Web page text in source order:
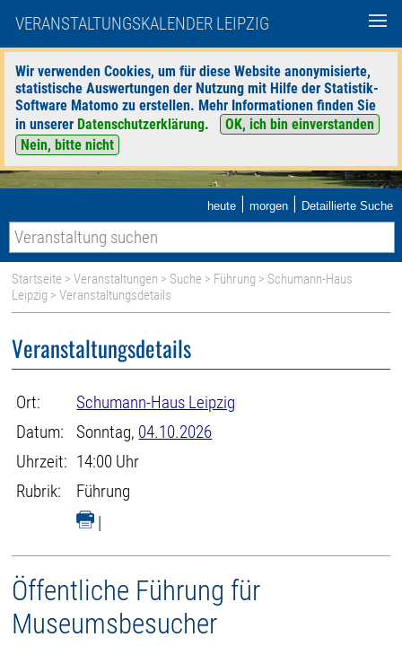
VERANSTALTUNGSKALENDER LEIPZIG
Wir verwenden Cookies, um für diese Website anonymisierte,
statistische Auswertungen der Nutzung mit Hilfe der Statistik-
Software Matomo zu erstellen. Mehr Informationen finden Sie
in unserer Datenschutzerklärung.
OK, ich bin einverstanden
Nein, bitte nicht
heute | morgen | Detaillierte Suche
Startseite >Veranstaltungen > Suche > Führung > Schumann-Haus
Leipzig > Veranstaltungsdetails
Veranstaltungsdetails
Ort:
Schumann-Haus Leipzig
Datum:
Sonntag, 04.10.2026
Uhrzeit: 14:00 Uhr
Rubrik:
Führung
|
Öffentliche Führung für
Museumsbesucher